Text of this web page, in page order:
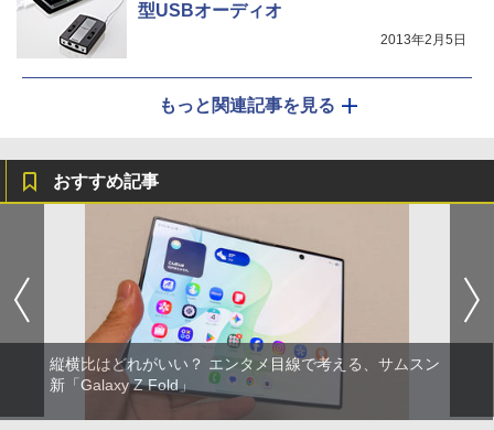
型USBオーディオ
2013年2月5日
もっと関連記事を見る
おすすめ記事
縦横比はどれがいい？ エンタメ目線で考える、サムスン
新「Galaxy Z Fold」